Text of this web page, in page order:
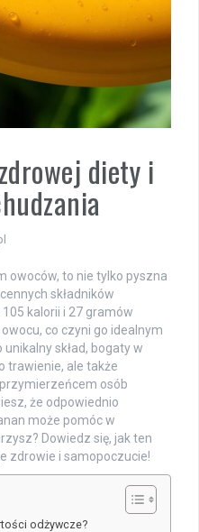
diety i
owoców, to nie tylko pyszna
składników
kalorii i 27 gramów
co czyni go idealnym
skład, bogaty w
trawienie, ale także
osób
że odpowiednio
może pomóc w
Dowiedz się, jak ten
zdrowie i samopoczucie!
odżywcze?